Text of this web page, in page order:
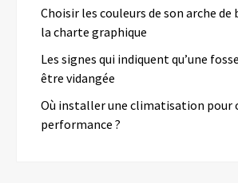
Choisir les couleurs de son arche
la charte graphique
Les signes qui indiquent qu’une
être vidangée
Où installer une climatisation pour
performance ?